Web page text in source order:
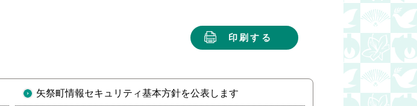
印刷する
矢祭町情報セキュリティ基本方針を公表します